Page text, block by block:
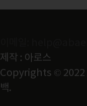
제작 : 아로스
Copyrights © 2022
백.